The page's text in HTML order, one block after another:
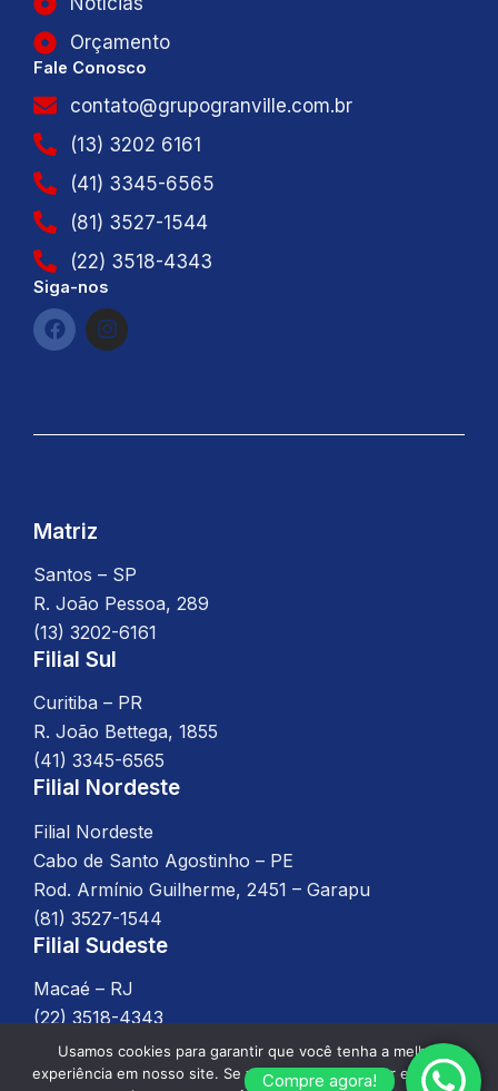
Orçamento
Fale Conosco
contato@grupogranville.com.br
(13) 3202 6161
(41) 3345-6565
(81) 3527-1544
(22) 3518-4343
Siga-nos
F
a
I
n
Matriz
Santos – SP
R. João Pessoa, 289
(13) 3202-6161
Filial Sul
Curitiba – PR
R. João Bettega, 1855
(41) 3345-6565
Filial Nordeste
Filial Nordeste
Cabo de Santo Agostinho – PE
Rod. Armínio Guilherme, 2451 – Garapu
(81) 3527-1544
Filial Sudeste
Macaé – RJ
(22) 3518-4343
Compre agora!
Usamos cookies para garantir que você tenha a melhor
experiência em nosso site. Se você continuar a usar este site,